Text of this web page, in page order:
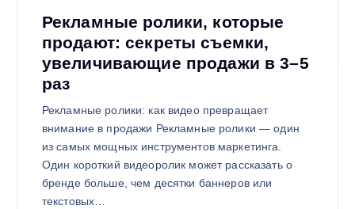
Рекламные ролики, которые
продают: секреты съемки,
увеличивающие продажи в 3–5
раз
Рекламные ролики: как видео превращает
внимание в продажи Рекламные ролики — один
из самых мощных инструментов маркетинга.
Один короткий видеоролик может рассказать о
бренде больше, чем десятки баннеров или
текстовых…